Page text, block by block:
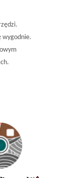
wygodnie.